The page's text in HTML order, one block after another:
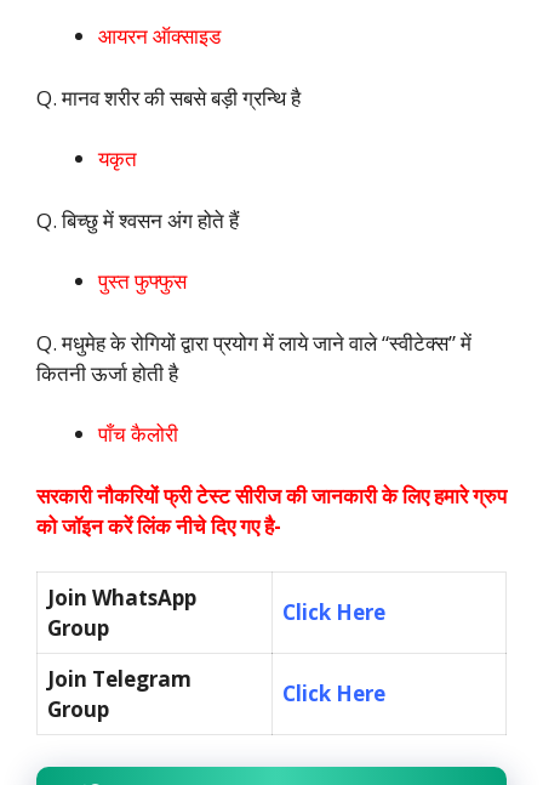
आयरन ऑक्साइड
Q. मानव शरीर की सबसे बड़ी ग्रन्थि है
यकृत
Q. बिच्छु में श्वसन अंग होते हैं
पुस्त फुफ्फुस
Q. मधुमेह के रोगियों द्वारा प्रयोग में लाये जाने वाले “स्वीटेक्स” में
कितनी ऊर्जा होती है
पाँच कैलोरी
सरकारी नौकरियों फ्री टेस्ट सीरीज की जानकारी के लिए हमारे ग्रुप
को जॉइन करें लिंक नीचे दिए गए है-
Join WhatsApp
Group
Click Here
Join Telegram
Group
Click Here